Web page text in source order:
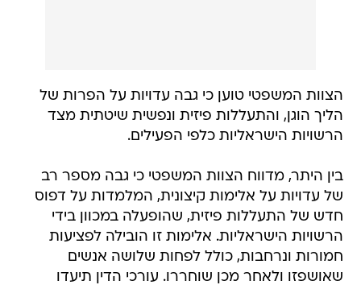
הצוות המשפטי טוען כי גבה עדויות על הפרות של
הליך הוגן, והתעללות פיזית ונפשית שיטתית מצד
הרשויות הישראליות כלפי הפעילים.
בין היתר, מדווח הצוות המשפטי כי גבה מספר רב
של עדויות על אלימות קיצונית, המלמדות על דפוס
חדש של התעללות פיזית, שהופעלה במכוון בידי
הרשויות הישראליות. אלימות זו הובילה לפציעות
חמורות ונרחבות, כולל לפחות שלושה אנשים
שאושפזו ולאחר מכן שוחררו. עורכי הדין תיעדו